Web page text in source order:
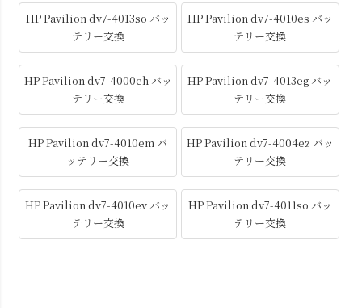
HP Pavilion dv7-4013so バッ
テリー交換
HP Pavilion dv7-4010es バッ
テリー交換
HP Pavilion dv7-4000eh バッ
テリー交換
HP Pavilion dv7-4013eg バッ
テリー交換
HP Pavilion dv7-4010em バ
ッテリー交換
HP Pavilion dv7-4004ez バッ
テリー交換
HP Pavilion dv7-4010ev バッ
テリー交換
HP Pavilion dv7-4011so バッ
テリー交換